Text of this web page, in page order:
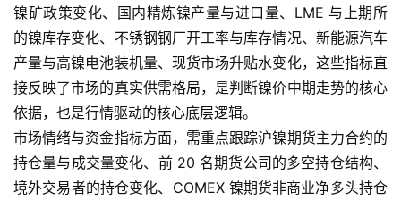
镍矿政策变化、国内精炼镍产量与进口量、LME 与上期所
的镍库存变化、不锈钢钢厂开工率与库存情况、新能源汽车
产量与高镍电池装机量、现货市场升贴水变化，这些指标直
接反映了市场的真实供需格局，是判断镍价中期走势的核心
依据，也是行情驱动的核心底层逻辑。
市场情绪与资金指标方面，需重点跟踪沪镍期货主力合约的
持仓量与成交量变化、前 20 名期货公司的多空持仓结构、
境外交易者的持仓变化、COMEX 镍期货非商业净多头持仓